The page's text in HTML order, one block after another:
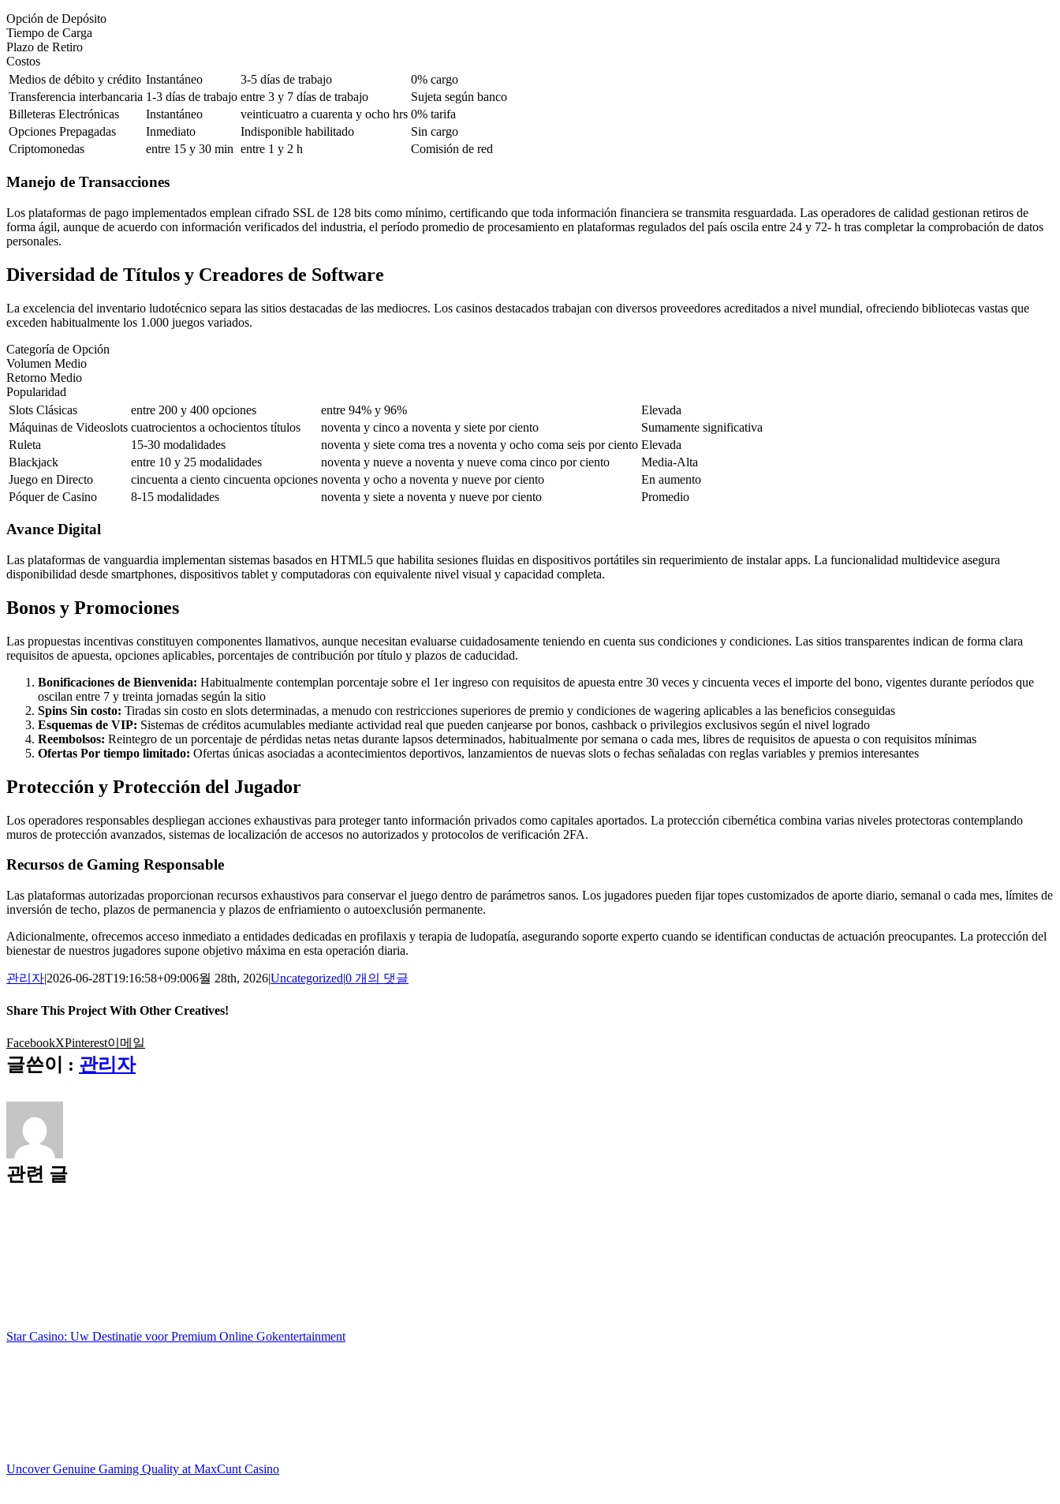
Opción de Depósito
Tiempo de Carga
Plazo de Retiro
Costos
Medios de débito y crédito Instantáneo 3-5 días de trabajo
0% cargo
Transferencia interbancaria 1-3 días de trabajo entre 3 y 7 días de trabajo
Sujeta según banco
Billeteras Electrónicas
Instantáneo veinticuatro a cuarenta y ocho hrs 0% tarifa
Opciones Prepagadas
Inmediato Indisponible habilitado
Sin cargo
Criptomonedas
entre 15 y 30 min entre 1 y 2 h Comisión de red
Manejo de Transacciones
Los plataformas de pago implementados emplean cifrado SSL de 128 bits como mínimo, certificando que toda información financiera se transmita resguardada. Las operadores de calidad gestionan retiros de
forma ágil, aunque de acuerdo con información verificados del industria, el período promedio de procesamiento en plataformas regulados del país oscila entre 24 y 72- h tras completar la comprobación de datos
personales.
Diversidad de Títulos y Creadores de Software
La excelencia del inventario ludotécnico separa las sitios destacadas de las mediocres. Los casinos destacados trabajan con diversos proveedores acreditados a nivel mundial, ofreciendo bibliotecas vastas que
exceden habitualmente los 1.000 juegos variados.
Categoría de Opción
Volumen Medio
Retorno Medio
Popularidad
Slots Clásicas
entre 200 y 400 opciones entre 94% y 96%
Elevada
Máquinas de Videoslots cuatrocientos a ochocientos títulos noventa y cinco a noventa y siete por ciento
Sumamente significativa
Ruleta
15-30 modalidades noventa y siete coma tres a noventa y ocho coma seis por ciento Elevada
Blackjack
entre 10 y 25 modalidades noventa y nueve a noventa y nueve coma cinco por ciento
Media-Alta
Juego en Directo
cincuenta a ciento cincuenta opciones noventa y ocho a noventa y nueve por ciento
En aumento
Póquer de Casino
8-15 modalidades noventa y siete a noventa y nueve por ciento Promedio
Avance Digital
Las plataformas de vanguardia implementan sistemas basados en HTML5 que habilita sesiones fluidas en dispositivos portátiles sin requerimiento de instalar apps. La funcionalidad multidevice asegura
disponibilidad desde smartphones, dispositivos tablet y computadoras con equivalente nivel visual y capacidad completa.
Bonos y Promociones
Las propuestas incentivas constituyen componentes llamativos, aunque necesitan evaluarse cuidadosamente teniendo en cuenta sus condiciones y condiciones. Las sitios transparentes indican de forma clara
requisitos de apuesta, opciones aplicables, porcentajes de contribución por título y plazos de caducidad.
Bonificaciones de Bienvenida: Habitualmente contemplan porcentaje sobre el 1er ingreso con requisitos de apuesta entre 30 veces y cincuenta veces el importe del bono, vigentes durante períodos que
oscilan entre 7 y treinta jornadas según la sitio
Spins Sin costo: Tiradas sin costo en slots determinadas, a menudo con restricciones superiores de premio y condiciones de wagering aplicables a las beneficios conseguidas
Esquemas de VIP: Sistemas de créditos acumulables mediante actividad real que pueden canjearse por bonos, cashback o privilegios exclusivos según el nivel logrado
Reembolsos: Reintegro de un porcentaje de pérdidas netas netas durante lapsos determinados, habitualmente por semana o cada mes, libres de requisitos de apuesta o con requisitos mínimas
Ofertas Por tiempo limitado: Ofertas únicas asociadas a acontecimientos deportivos, lanzamientos de nuevas slots o fechas señaladas con reglas variables y premios interesantes
Protección y Protección del Jugador
Los operadores responsables despliegan acciones exhaustivas para proteger tanto información privados como capitales aportados. La protección cibernética combina varias niveles protectoras contemplando
muros de protección avanzados, sistemas de localización de accesos no autorizados y protocolos de verificación 2FA.
Recursos de Gaming Responsable
Las plataformas autorizadas proporcionan recursos exhaustivos para conservar el juego dentro de parámetros sanos. Los jugadores pueden fijar topes customizados de aporte diario, semanal o cada mes, límites de
inversión de techo, plazos de permanencia y plazos de enfriamiento o autoexclusión permanente.
Adicionalmente, ofrecemos acceso inmediato a entidades dedicadas en profilaxis y terapia de ludopatía, asegurando soporte experto cuando se identifican conductas de actuación preocupantes. La protección del
bienestar de nuestros jugadores supone objetivo máxima en esta operación diaria.
관리자|2026-06-28T19:16:58+09:006월 28th, 2026|Uncategorized|0 개의 댓글
Share This Project With Other Creatives!
FacebookXPinterest이메일
글쓴이 : 관리자
관련 글
Star Casino: Uw Destinatie voor Premium Online Gokentertainment
Uncover Genuine Gaming Quality at MaxCunt Casino